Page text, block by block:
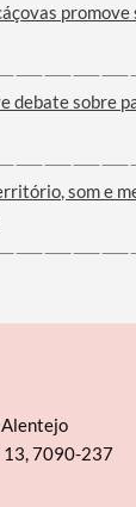
debate sobre
som e
13, 7090-237